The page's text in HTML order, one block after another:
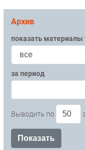
Архив
показать материалы
за период
Выводить по